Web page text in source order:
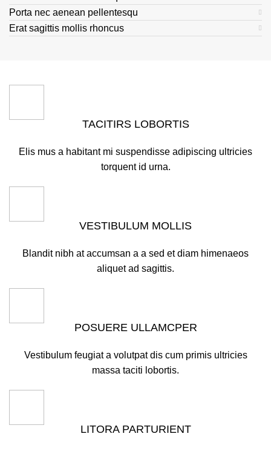
Porta nec aenean pellentesqu
Erat sagittis mollis rhoncus
TACITIRS LOBORTIS
Elis mus a habitant mi suspendisse adipiscing ultricies
torquent id urna.
VESTIBULUM MOLLIS
Blandit nibh at accumsan a a sed et diam himenaeos
aliquet ad sagittis.
POSUERE ULLAMCPER
Vestibulum feugiat a volutpat dis cum primis ultricies
massa taciti lobortis.
LITORA PARTURIENT